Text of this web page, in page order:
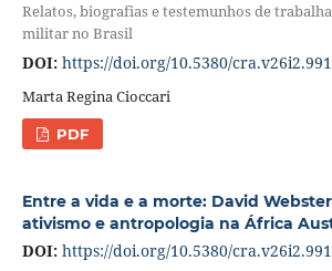
Relatos, biografias e testemunhos de
militar no Brasil
DOI: https://doi.org/10.5380/
Marta Regina Cioccari
PDF
Entre a vida e a morte: David Webster
ativismo e antropologia na África
DOI: https://doi.org/10.5380/